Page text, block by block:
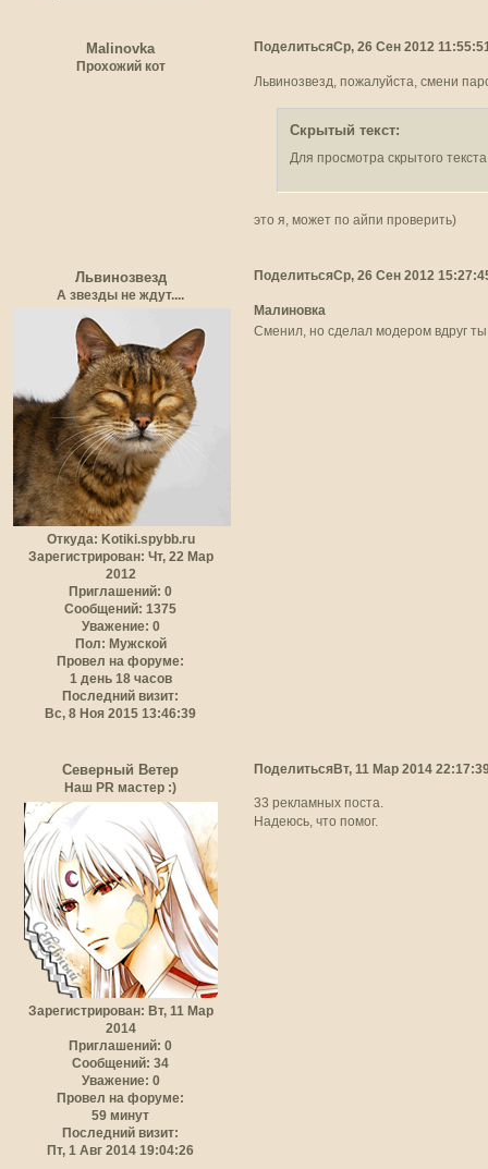
ПоделитьсяСр, 26 Сен 2012
Malinovka
Прохожий кот
Львинозвезд, пожалуйста, смени
Скрытый текст:
Для просмотра скрытого
это я, может по айпи проверить)
ПоделитьсяСр, 26 Сен 2012
Львинозвезд
А звезды не ждут....
Откуда: Kotiki.spybb.ru
Зарегистрирован: Чт, 22 Мар
2012
Приглашений: 0
Сообщений: 1375
Уважение: 0
Пол: Мужской
Провел на форуме:
1 день 18 часов
Последний визит:
Вс, 8 Ноя 2015 13:46:39
Малиновка
Сменил, но сделал модером вдруг
ПоделитьсяВт, 11 Мар 2014
Северный Ветер
Наш PR мастер :)
Зарегистрирован: Вт, 11 Мар
2014
Приглашений: 0
Сообщений: 34
Уважение: 0
Провел на форуме:
59 минут
Последний визит:
Пт, 1 Авг 2014 19:04:26
33 рекламных поста.
Надеюсь, что помог.